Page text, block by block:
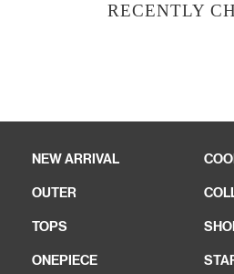
RECENTLY
NEW ARRIVAL
OUTER
TOPS
ONEPIECE